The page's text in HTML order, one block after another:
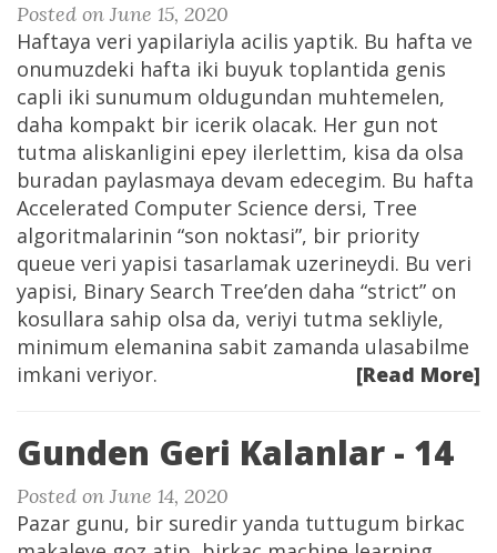
Posted on June 15, 2020
Haftaya veri yapilariyla acilis yaptik. Bu hafta ve
onumuzdeki hafta iki buyuk toplantida genis
capli iki sunumum oldugundan muhtemelen,
daha kompakt bir icerik olacak. Her gun not
tutma aliskanligini epey ilerlettim, kisa da olsa
buradan paylasmaya devam edecegim. Bu hafta
Accelerated Computer Science dersi, Tree
algoritmalarinin “son noktasi”, bir priority
queue veri yapisi tasarlamak uzerineydi. Bu veri
yapisi, Binary Search Tree’den daha “strict” on
kosullara sahip olsa da, veriyi tutma sekliyle,
minimum elemanina sabit zamanda ulasabilme
imkani veriyor.
[Read More]
Gunden Geri Kalanlar - 14
Posted on June 14, 2020
Pazar gunu, bir suredir yanda tuttugum birkac